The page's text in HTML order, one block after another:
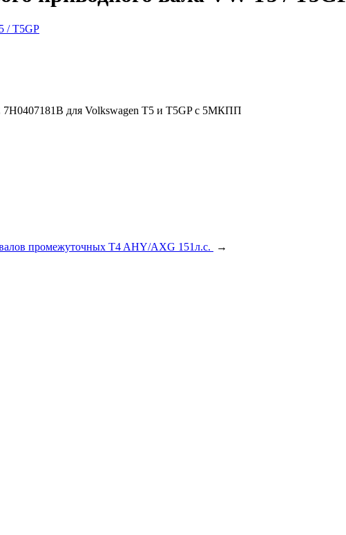
для Volkswagen T5 и T5GP с 5МКПП
промежуточных T4 AHY/AXG 151л.с. →